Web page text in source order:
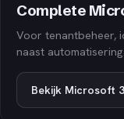
Complete
Voor tenantbeheer,
naast automatisering.
Bekijk Microsoft